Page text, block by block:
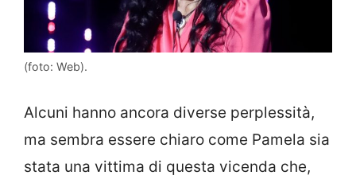
(foto: Web).
Alcuni hanno ancora diverse perplessità,
ma sembra essere chiaro come Pamela sia
stata una vittima di questa vicenda che,